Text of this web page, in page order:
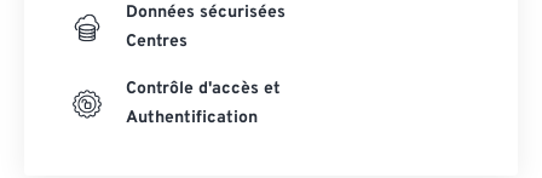
Données sécurisées
Centres
Contrôle d'accès et
Authentification